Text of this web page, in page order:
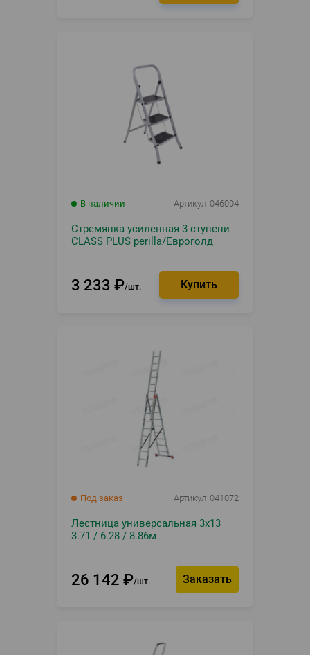
В наличии Артикул 046004
Стремянка усиленная 3 ступени
CLASS PLUS perilla/Евроголд
3 233 ₽ шт.
Под заказ Артикул 041072
Лестница универсальная 3х13
3.71 / 6.28 / 8.86м
26 142 ₽ шт. Заказать